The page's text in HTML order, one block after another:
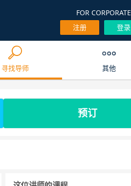
FOR CORPORATE
注册
登录
寻找导师 其他
预订